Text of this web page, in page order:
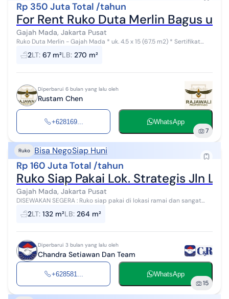
Rp 350 Juta Total /tahun
For Rent Ruko Duta Merlin Bagus
Gajah Mada, Jakarta Pusat
Ruko Duta Merlin - Gajah Mada * uk. 4.5 x 15 (67.5 m2) * Sertifikat
HGB * Bangunan 4 Lantai * Harga Sewa Rp. 350 juta/tahun (nego)
Sewa Ruko Duta...
2LT: 67 m²LB: 270 m²
Diperbarui 6 bulan yang lalu oleh
Rustam Chen
+628169... WhatsApp
7
Ruko Bisa NegoSiap Huni
Rp 160 Juta Total /tahun
Ruko Siap Pakai Lok. Strategis Jln
Gajah Mada, Jakarta Pusat
DISEWAKAN SEGERA : Ruko siap pakai di lokasi ramai dan sangat
strategis, cocok untuk kantor, > Harga Nego > Mohon sebutkan
GA11264-HR saat menghubu...
2LT: 132 m²LB: 264 m²
Diperbarui 3 bulan yang lalu oleh
Chandra Setiawan Dan Team
+628581... WhatsApp
15